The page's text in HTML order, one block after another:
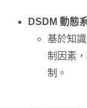
DSDM 動態
基於知
制因素
制。